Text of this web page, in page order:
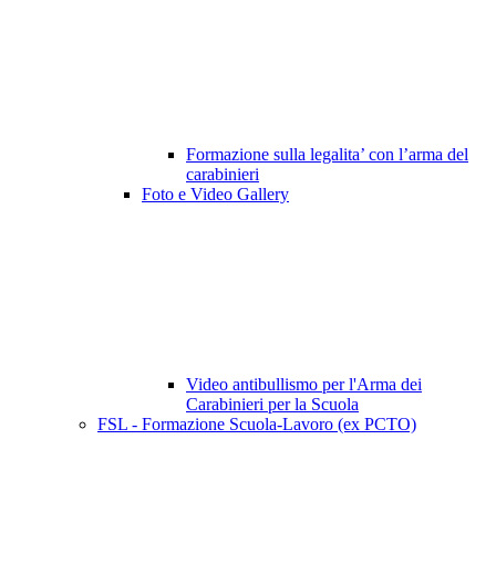
Formazione sulla legalita’ con l’arma del
carabinieri
Foto e Video Gallery
Video antibullismo per l'Arma dei
Carabinieri per la Scuola
FSL - Formazione Scuola-Lavoro (ex PCTO)